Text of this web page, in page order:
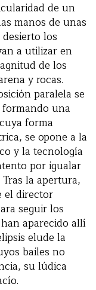
de un
manos de unas
los
a utilizar en
de los
y rocas.
paralela se
una
forma
se opone a la
y la tecnología
por igualar
la apertura,
el director
seguir los
aparecido allí
elude la
bailes no
su lúdica